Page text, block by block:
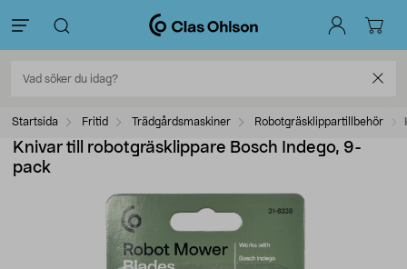
Startsida Fritid Trädgårdsmaskiner Robotgräsklippartillbehör
Knivar till robotgräsklippare Bosch Indego, 9-
pack